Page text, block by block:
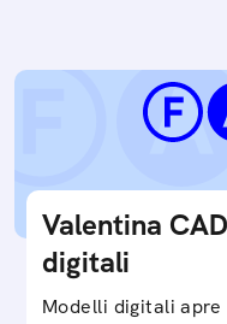
Valentina
digitali
Modelli digitali